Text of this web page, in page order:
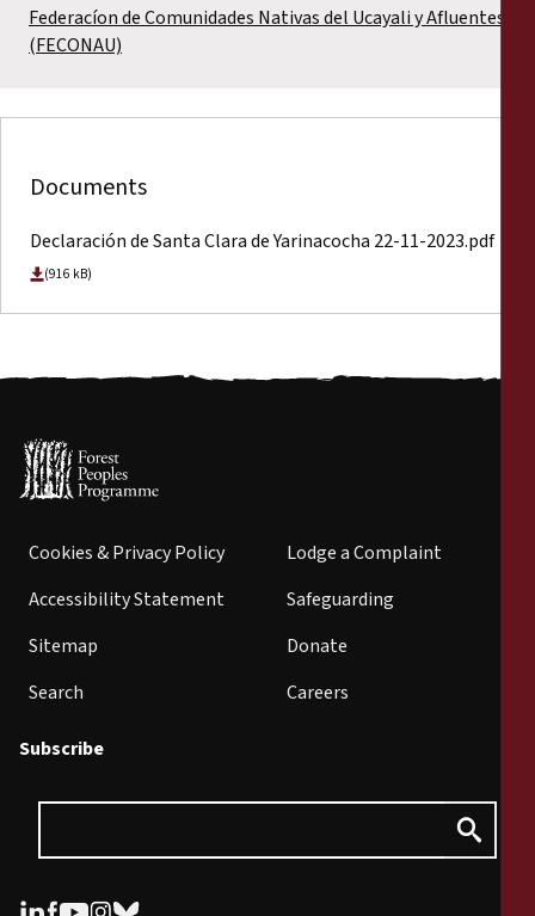
Federacíon de Comunidades Nativas del Ucayali y Afluentes
(FECONAU)
Documents
Declaración de Santa Clara de Yarinacocha 22-11-2023.pdf
(916 kB)
Cookies & Privacy Policy
Accessibility Statement
Sitemap
Search
Lodge a Complaint
Safeguarding
Donate
Careers
Subscribe